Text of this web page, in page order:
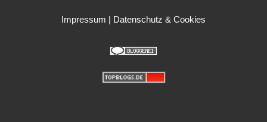
Impressum | Datenschutz & Cookies